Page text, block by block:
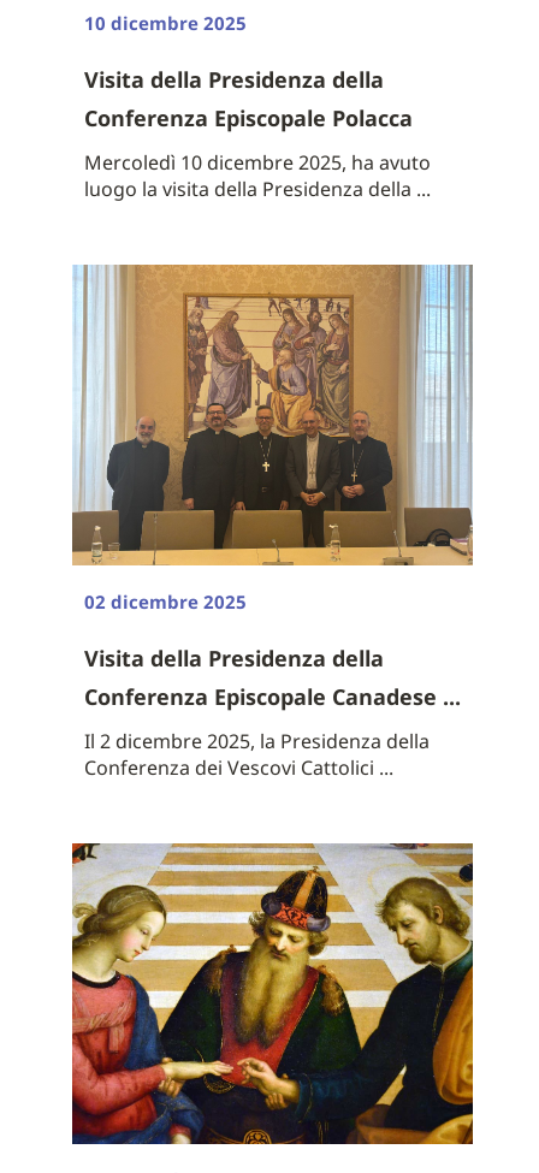
10 dicembre 2025
Visita della Presidenza della
Conferenza Episcopale Polacca
Mercoledì 10 dicembre 2025, ha avuto
luogo la visita della Presidenza della ...
02 dicembre 2025
Visita della Presidenza della
Conferenza Episcopale Canadese ...
Il 2 dicembre 2025, la Presidenza della
Conferenza dei Vescovi Cattolici ...